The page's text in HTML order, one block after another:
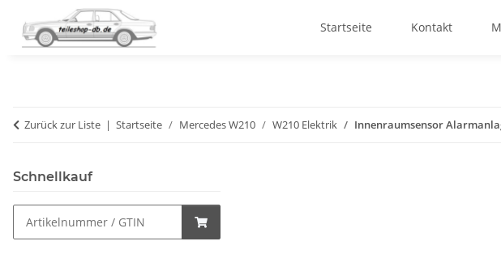
Startseite Kontakt
Zurück zur Liste Startseite Mercedes W210 W210 Elektrik Innenraumsensor
Schnellkauf